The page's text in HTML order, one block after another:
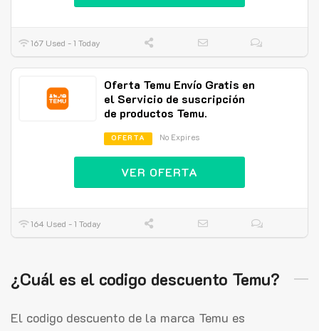
167 Used - 1 Today
Oferta Temu Envío Gratis en
el Servicio de suscripción
de productos Temu.
OFERTA No Expires
VER OFERTA
164 Used - 1 Today
¿Cuál es el codigo descuento Temu?
El codigo descuento de la marca Temu es